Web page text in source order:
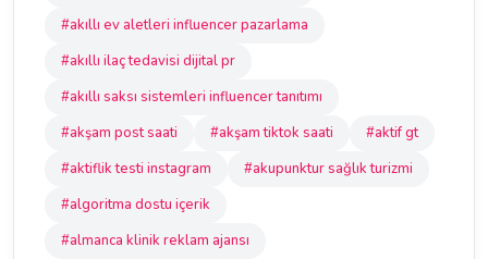
#akıllı ev aletleri influencer pazarlama
#akıllı ilaç tedavisi dijital pr
#akıllı saksı sistemleri influencer tanıtımı
#akşam post saati
#akşam tiktok saati
#aktif gt
#aktiflik testi instagram
#akupunktur sağlık turizmi
#algoritma dostu içerik
#almanca klinik reklam ajansı